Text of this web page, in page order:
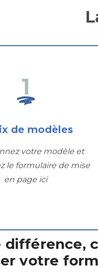
1
de modèles
votre modèle et
le formulaire de mise
en page ici
différence,
votre